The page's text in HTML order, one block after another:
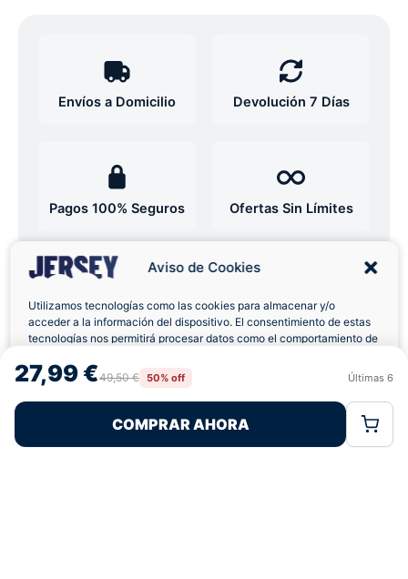
Aviso de Cookies
Utilizamos tecnologías como las cookies para almacenar y/o
acceder a la información del dispositivo. El consentimiento de estas
tecnologías nos permitirá procesar datos como el comportamiento de
retirar el consentimiento, puede afectar negativamente a ciertas
características y funciones.
Rechazar
Política de CookiesPolítica de Privacidad
27,99 €49,50 € 50% off Últimas 6
COMPRAR AHORA
Envíos a Domicilio Devolución 7 Días
Pagos 100% Seguros Ofertas Sin Límites
★★★★★ 4,9 basado en 12+ reseñas
¿Tienes dudas con la talla o el envío?
Escríbenos por WhatsApp